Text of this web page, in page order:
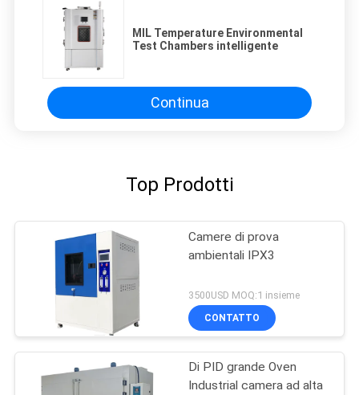
MIL Temperature Environmental
Test Chambers intelligente
Continua
Top Prodotti
Camere di prova
ambientali IPX3
3500USD MOQ:1 insieme
CONTATTO
Di PID grande Oven
Industrial camera ad alta